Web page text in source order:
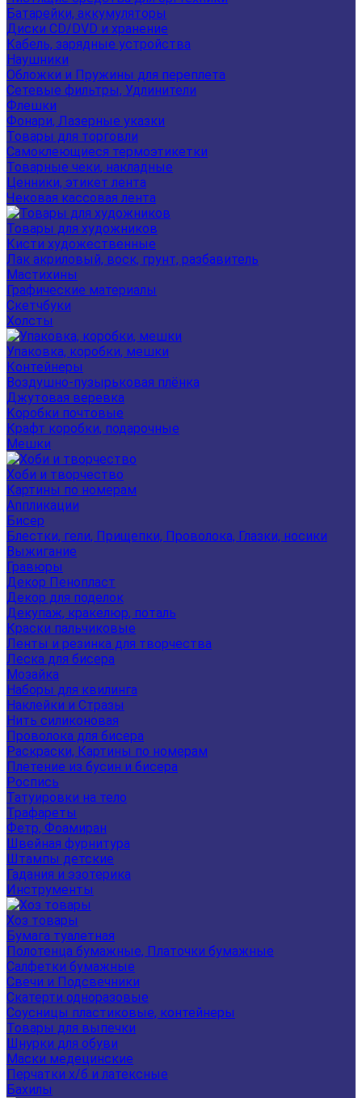
Батарейки, аккумуляторы
Диски CD/DVD и хранение
Кабель, зарядные устройства
Наушники
Обложки и Пружины для переплета
Сетевые фильтры, Удлинители
Флешки
Фонари, Лазерные указки
Товары для торговли
Самоклеющиеся термоэтикетки
Товарные чеки, накладные
Ценники, этикет лента
Чековая кассовая лента
Товары для художников
Кисти художественные
Лак акриловый, воск, грунт, разбавитель
Мастихины
Графические материалы
Скетчбуки
Холсты
Упаковка, коробки, мешки
Контейнеры
Воздушно-пузырьковая плёнка
Джутовая веревка
Коробки почтовые
Крафт коробки, подарочные
Мешки
Хоби и творчество
Картины по номерам
Аппликации
Бисер
Блестки, гели, Прищепки, Проволока, Глазки, носики
Выжигание
Гравюры
Декор Пенопласт
Декор для поделок
Декупаж, кракелюр, поталь
Краски пальчиковые
Ленты и резинка для творчества
Леска для бисера
Мозайка
Наборы для квилинга
Наклейки и Стразы
Нить силиконовая
Проволока для бисера
Раскраски, Картины по номерам
Плетение из бусин и бисера
Роспись
Татуировки на тело
Трафареты
Фетр, Фоамиран
Швейная фурнитура
Штампы детские
Гадания и эзотерика
Инструменты
Хоз товары
Бумага туалетная
Полотенца бумажные, Платочки бумажные
Салфетки бумажные
Свечи и Подсвечники
Скатерти одноразовые
Соусницы пластиковые, контейнеры
Товары для выпечки
Шнурки для обуви
Маски медецинские
Перчатки х/б и латексные
Бахилы